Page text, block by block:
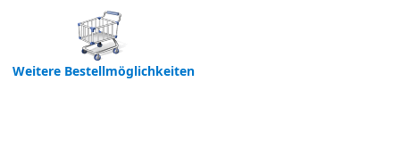
Weitere Bestellmöglichkeiten